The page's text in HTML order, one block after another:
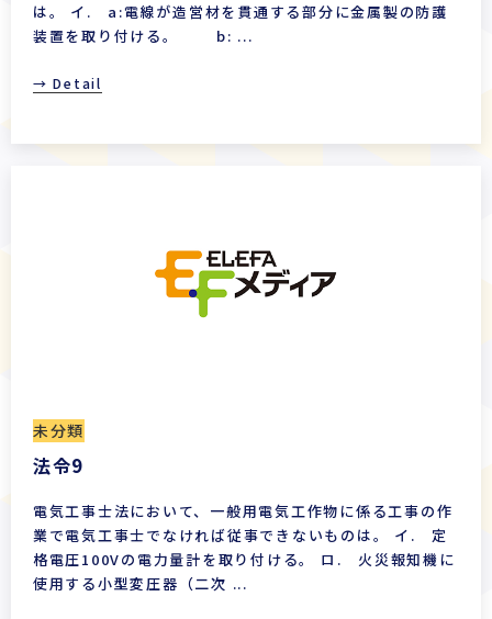
は。 イ. a:電線が造営材を貫通する部分に金属製の防護
装置を取り付ける。 b: ...
→ Detail
未分類
法令9
電気工事士法において、一般用電気工作物に係る工事の作
業で電気工事士でなければ従事できないものは。 イ. 定
格電圧100Vの電力量計を取り付ける。 ロ. 火災報知機に
使用する小型変圧器（二次 ...